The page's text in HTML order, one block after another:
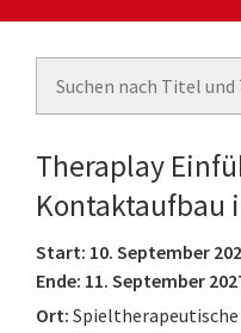
Theraplay
Kontaktaufbau
Start: 10. September
Ende: 11. September
Ort: